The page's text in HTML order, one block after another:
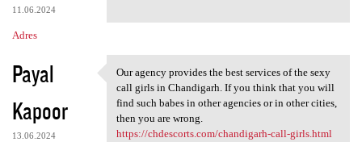
11.06.2024
Adres
Payal
Kapoor
13.06.2024
Our agency provides the best
Our agency provides the best services of the sexy
call girls in Chandigarh. If you think that you will
find such babes in other agencies or in other cities,
then you are wrong.
https://chdescorts.com/chandigarh-call-girls.html